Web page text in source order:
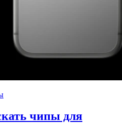
чипы для